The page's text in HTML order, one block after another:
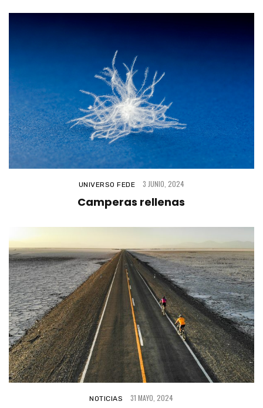
UNIVERSO FEDE 3 JUNIO, 2024
Camperas rellenas
NOTICIAS 31 MAYO, 2024